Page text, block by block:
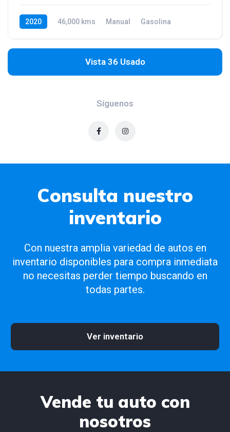
2020 46,000 kms Manual Gasolina
Síguenos
Vista 36 Usado
Consulta nuestro
inventario
Con nuestra amplia variedad de autos en
inventario disponibles para compra inmediata
no necesitas perder tiempo buscando en
todas partes.
Ver inventario
Vende tu auto con
nosotros